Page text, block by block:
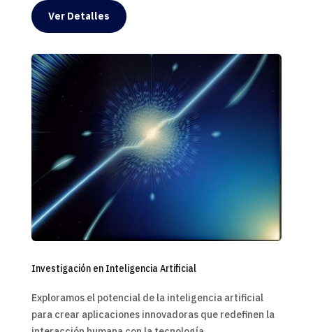
Ver Detalles
Investigación en Inteligencia Artificial
Exploramos el potencial de la inteligencia artificial
para crear aplicaciones innovadoras que redefinen la